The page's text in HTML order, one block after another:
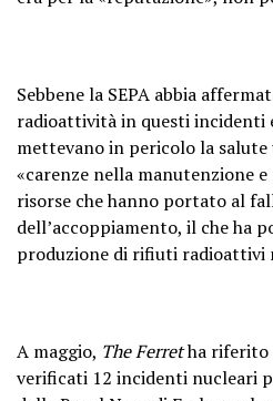
Sebbene la SEPA abbia
radioattività in questi incidenti
mettevano in pericolo la
«carenze nella manutenzione
risorse che hanno portato al
dell’accoppiamento, il che ha
produzione di rifiuti radioattivi
A maggio, The Ferretha riferito
verificati 12 incidenti nucleari